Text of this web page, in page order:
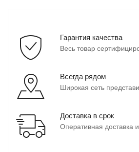
Гарантия качества
Весь товар
Всегда рядом
Широкая сеть
Доставка в срок
Оперативная доставка